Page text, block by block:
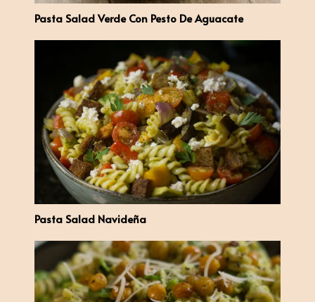
Pasta Salad Verde Con Pesto De Aguacate
Pasta Salad Navideña